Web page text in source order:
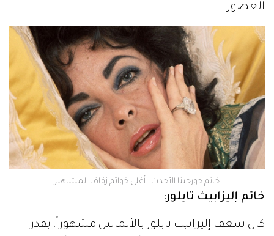
العصور.
خاتم جورجينا الأحدث.. أغلى خواتم زفاف المشاهير
خاتم إليزابيث تايلور:
كان شغف إليزابيث تايلور بالألماس مشهوراً، بقدر